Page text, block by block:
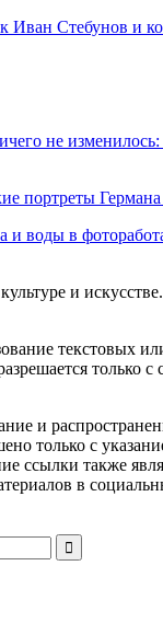
Иван Стебунов и
не
портреты Германа
и воды в
и
текстовых
только c
и
только с
ссылки также
в